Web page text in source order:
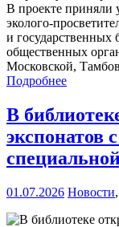
В проекте приняли
эколого-
и государственных
общественных
Московской,
Подробнее
В
экспонатов
01.07.2026 Новости,